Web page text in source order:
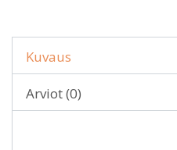
Kuvaus
Arviot (0)